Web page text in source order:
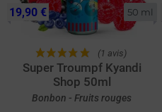
50 ml
(1 avis)
Super Troumpf Kyandi
Shop 50ml
Bonbon - Fruits rouges
19,90 €